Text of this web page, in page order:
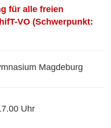
für alle freien
VO (Schwerpunkt:
Magdeburg
Uhr